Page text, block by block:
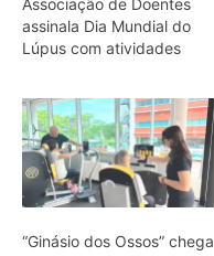
assinala Dia Mundial do
Lúpus com atividades
“Ginásio dos Ossos” chega